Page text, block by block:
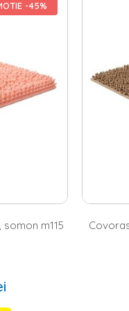
la dispozitie covorase
si pentru un
set
din urma avand
abordata in intreaga
-45%
m115